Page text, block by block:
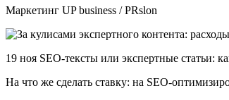
Маркетинг UP business / PRslon
19 ноя SEO-тексты или экспертные статьи:
На что же сделать ставку: на SEO-